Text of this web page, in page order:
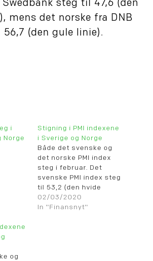
steg til 47,6 (den
mens det norske fra DNB
(den gule linie).
i
Norge
Stigning i PMI indexene
i Sverige og Norge
Både det svenske og
det norske PMI index
steg i februar. Det
svenske PMI index steg
til 53,2 (den hvide
kurve), mens det
norske steg til 52,2
02/03/2020
In "Finansnyt"
og